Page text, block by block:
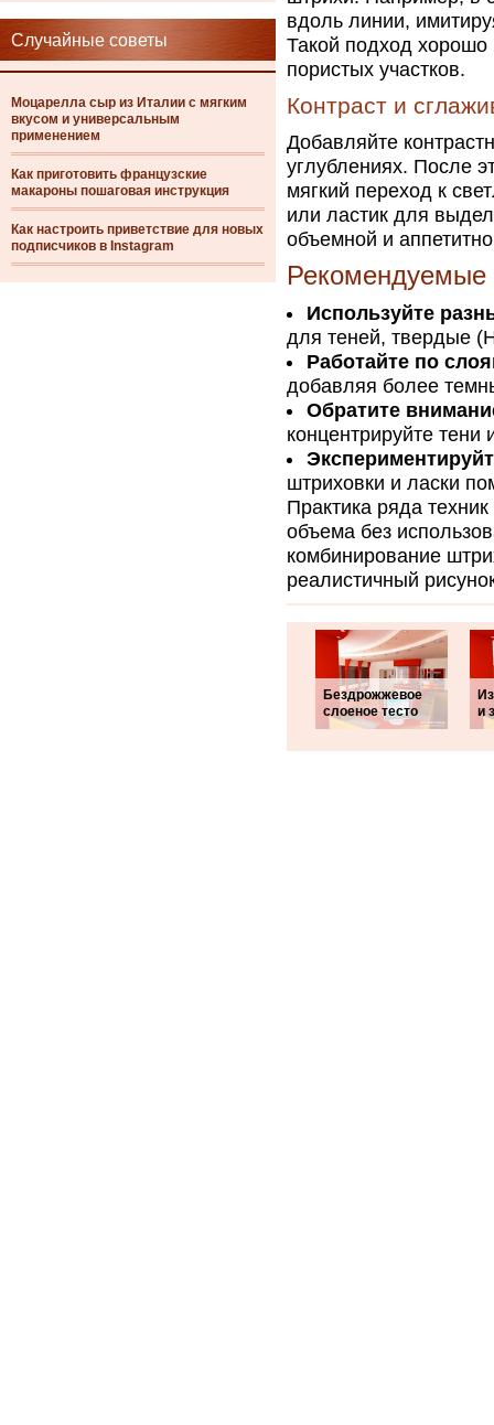
Случайные советы
Моцарелла сыр из Италии с мягким
вкусом и универсальным
применением
Как приготовить французские
макароны пошаговая инструкция
Как настроить приветствие для новых
подписчиков в Instagram
вдоль линии,
Такой подход
пористых участков.
Контраст и
Добавляйте
углублениях. После
мягкий переход к
или ластик для
объемной и
Рекомендуемые
Используйте
для теней, твердые
Работайте по
добавляя более
Обратите
концентрируйте тени
штриховки и ласки
Практика ряда
объема без
комбинирование
реалистичный
Бездрожжевое
слоеное тесто
и